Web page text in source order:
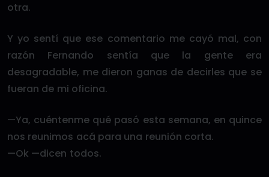
otra.
Y yo sentí que ese comentario me cayó mal, con
razón Fernando sentía que la gente era
desagradable, me dieron ganas de decirles que se
fueran de mi oficina.
—Ya, cuéntenme qué pasó esta semana, en quince
nos reunimos acá para una reunión corta.
—Ok —dicen todos.